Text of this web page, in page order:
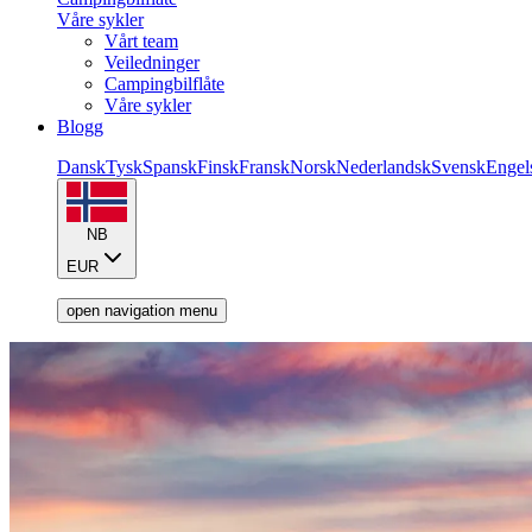
Våre sykler
Vårt team
Veiledninger
Campingbilflåte
Våre sykler
Blogg
DanskTyskSpanskFinskFranskNorskNederlandskSvensk
NB
EUR
open navigation menu